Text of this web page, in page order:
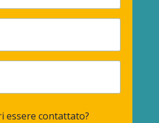
essere contattato?